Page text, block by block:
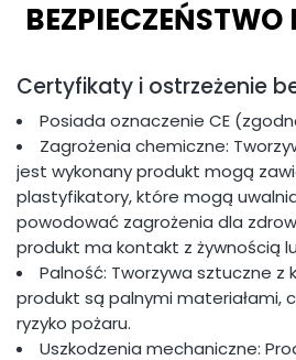
Certyfikaty i ostrzeżenie
Posiada oznaczenie CE
Zagrożenia chemiczne:
jest wykonany produkt mogą
plastyfikatory, które mogą
powodować zagrożenia dla
produkt ma kontakt z żywnością
Palność: Tworzywa sztuczne z
produkt są palnymi materiałami,
ryzyko pożaru.
Uszkodzenia mechaniczne: